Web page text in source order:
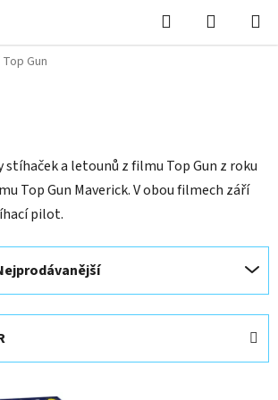
Hledat
KOŠÍK
Top Gun
a letounů z filmu Top Gun z roku
Top Gun Maverick. V obou filmech září
pilot.